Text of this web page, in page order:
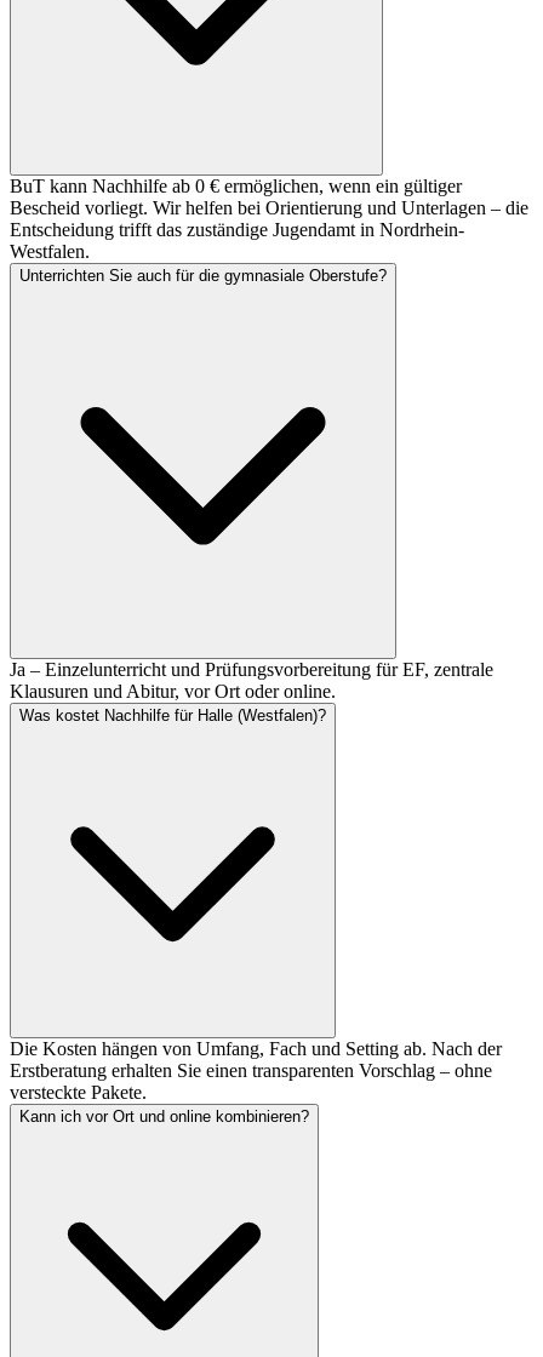
BuT kann Nachhilfe ab 0 € ermöglichen, wenn ein gültiger
Bescheid vorliegt. Wir helfen bei Orientierung und Unterlagen – die
Entscheidung trifft das zuständige Jugendamt in Nordrhein-
Westfalen.
Unterrichten Sie auch für die gymnasiale Oberstufe?
Ja – Einzelunterricht und Prüfungsvorbereitung für EF, zentrale
Klausuren und Abitur, vor Ort oder online.
Was kostet Nachhilfe für Halle (Westfalen)?
Die Kosten hängen von Umfang, Fach und Setting ab. Nach der
Erstberatung erhalten Sie einen transparenten Vorschlag – ohne
versteckte Pakete.
Kann ich vor Ort und online kombinieren?